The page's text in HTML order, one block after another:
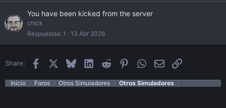
You have been kicked from the server
chick
Respuestas 1 13 Abr 2026
Share: Facebook BlueskyLinkedInReddit PinterestWhatsApp
EmailEnlace
Inicio Foros Otros Simuladores Otros Simuladores